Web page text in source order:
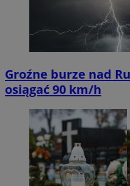
Groźne burze nad
osiągać 90 km/h